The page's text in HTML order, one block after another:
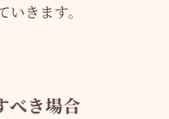
きます。
べき場合